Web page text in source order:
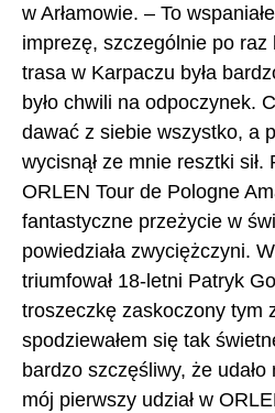
w Arłamowie. – To
imprezę, szczególnie po raz
trasa w Karpaczu była
było chwili na odpoczynek.
dawać z siebie wszystko, a
wycisnął ze mnie resztki
ORLEN Tour de Pologne
fantastyczne przeżycie w
powiedziała zwyciężczyni.
triumfował 18-letni Patryk
troszeczkę zaskoczony tym
spodziewałem się tak
bardzo szczęśliwy, że
mój pierwszy udział w